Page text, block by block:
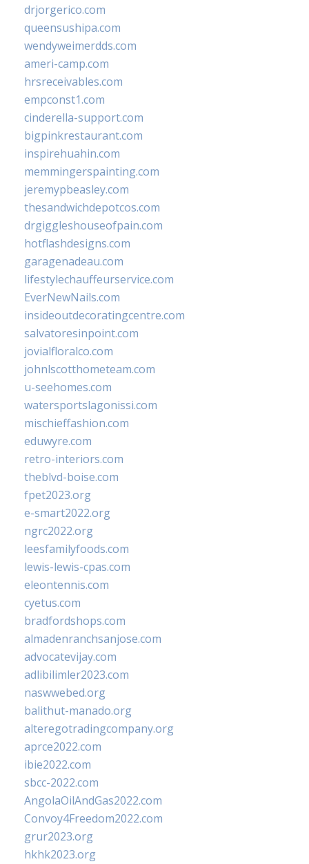
drjorgerico.com
queensushipa.com
wendyweimerdds.com
ameri-camp.com
hrsreceivables.com
empconst1.com
cinderella-support.com
bigpinkrestaurant.com
inspirehuahin.com
memmingerspainting.com
jeremypbeasley.com
thesandwichdepotcos.com
drgiggleshouseofpain.com
hotflashdesigns.com
garagenadeau.com
lifestylechauffeurservice.com
EverNewNails.com
insideoutdecoratingcentre.com
salvatoresinpoint.com
jovialfloralco.com
johnlscotthometeam.com
u-seehomes.com
watersportslagonissi.com
mischieffashion.com
eduwyre.com
retro-interiors.com
theblvd-boise.com
fpet2023.org
e-smart2022.org
ngrc2022.org
leesfamilyfoods.com
lewis-lewis-cpas.com
eleontennis.com
cyetus.com
bradfordshops.com
almadenranchsanjose.com
advocatevijay.com
adlibilimler2023.com
naswwebed.org
balithut-manado.org
alteregotradingcompany.org
aprce2022.com
ibie2022.com
sbcc-2022.com
AngolaOilAndGas2022.com
Convoy4Freedom2022.com
grur2023.org
hkhk2023.org